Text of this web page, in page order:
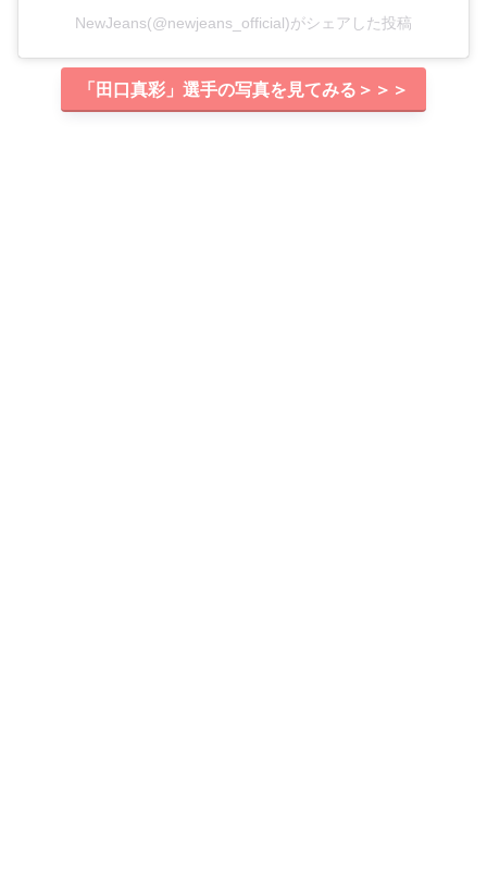
NewJeans(@newjeans_official)がシェアした投稿
「田口真彩」選手の写真を見てみる＞＞＞